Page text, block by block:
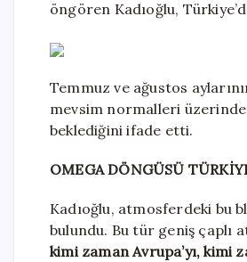
öngören Kadıoğlu,
Temmuz ve ağustos
mevsim normalleri üzerinde
beklediğini ifade etti.
OMEGA DÖNGÜSÜ
Kadıoğlu, atmosferdeki bu
bulundu. Bu tür geniş çaplı
kimi zaman Avrupa’yı, kimi